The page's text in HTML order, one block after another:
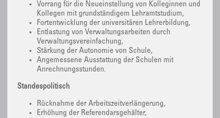
Vorrang für die Neueinstellung von Kolleginnen und
Kollegen mit grundständigem Lehramtstudium,
Fortentwicklung der universitären Lehrerbildung,
Entlastung von Verwaltungsarbeiten durch
Verwaltungsvereinfachung,
Stärkung der Autonomie von Schule,
Angemessene Ausstattung der Schulen mit
Anrechnungsstunden.
Standespolitisch
Rücknahme der Arbeitszeitverlängerung,
Erhöhung der Referendarsgehälter,